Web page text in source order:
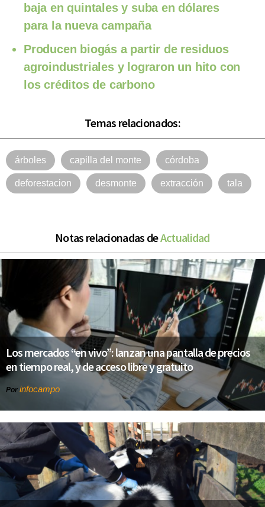
baja en quintales y suba en dólares
para la nueva campaña
Producen biogás a partir de residuos
agroindustriales y lograron un hito con
los créditos de carbono
Temas relacionados:
árboles capilla del monte córdoba
deforestacion desmonte extracción tala
Notas relacionadas deActualidad
Los mercados “en vivo”: lanzan una pantalla de precios
en tiempo real, y de acceso libre y gratuito
Por infocampo